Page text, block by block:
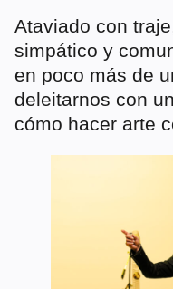
Ataviado con
simpático y
en poco más de
deleitarnos con
cómo hacer arte